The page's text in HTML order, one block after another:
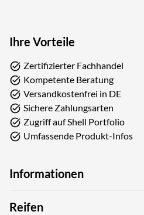
Ihre Vorteile
Zertifizierter Fachhandel
Kompetente Beratung
Versandkostenfrei in DE
Sichere Zahlungsarten
Zugriff auf Shell Portfolio
Umfassende Produkt-Infos
Informationen
Reifen